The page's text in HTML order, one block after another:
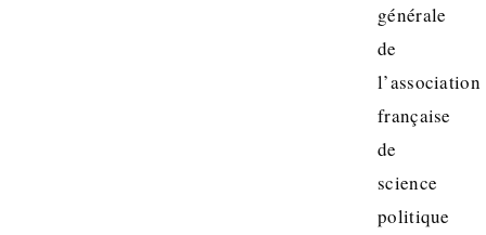
générale
de
l’association
française
de
science
politique